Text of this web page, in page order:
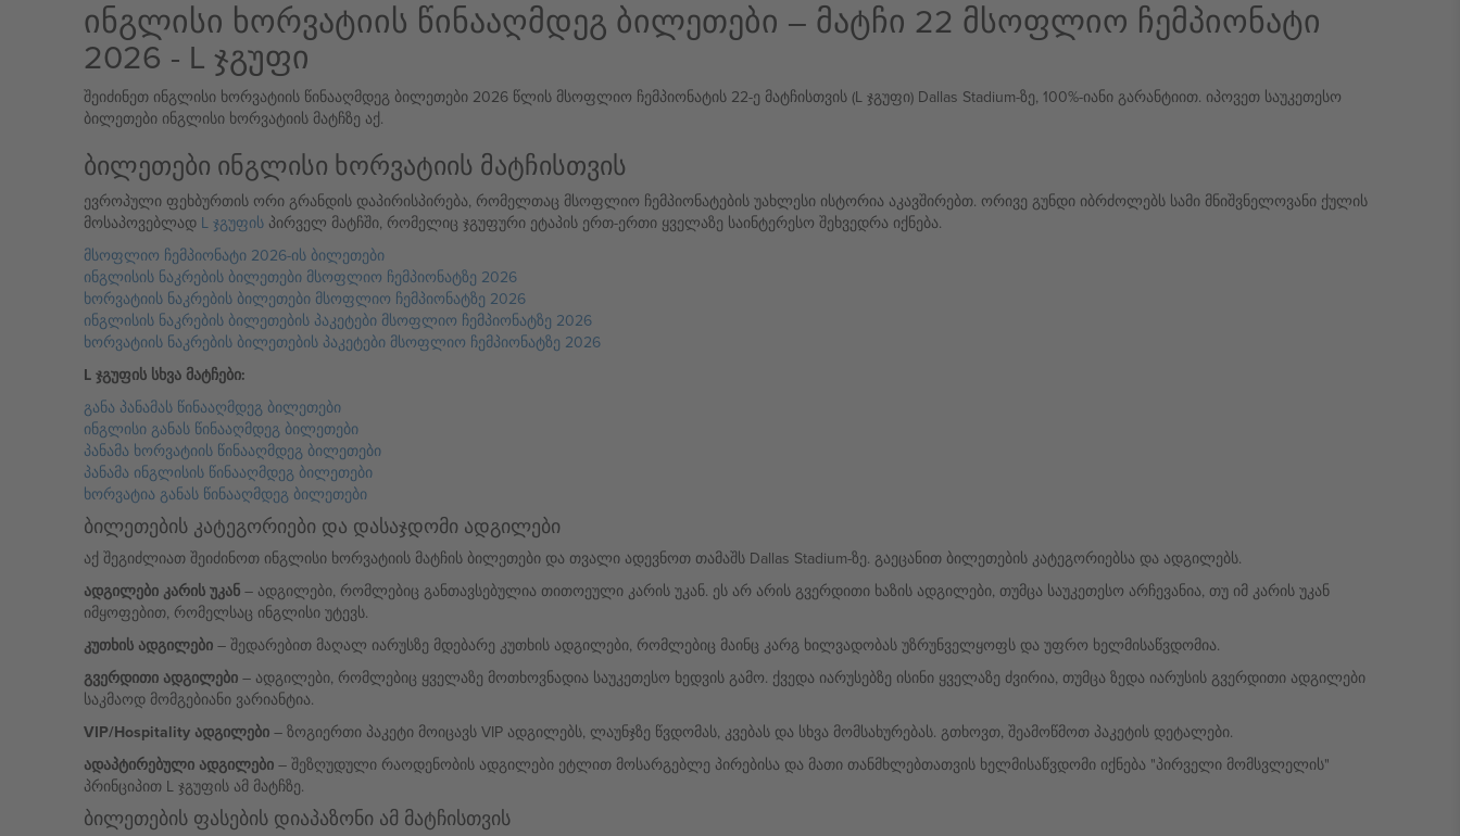
ინგლისი ხორვატიის წინააღმდეგ ბილეთები – მატჩი 22 მსოფლიო ჩემპიონატი
2026 - L ჯგუფი
შეიძინეთ ინგლისი ხორვატიის წინააღმდეგ ბილეთები 2026 წლის მსოფლიო ჩემპიონატის 22-ე მატჩისთვის (L ჯგუფი) Dallas Stadium-ზე, 100%-იანი გარანტიით. იპოვეთ საუკეთესო
ბილეთები ინგლისი ხორვატიის მატჩზე აქ.
ბილეთები ინგლისი ხორვატიის მატჩისთვის
ევროპული ფეხბურთის ორი გრანდის დაპირისპირება, რომელთაც მსოფლიო ჩემპიონატების უახლესი ისტორია აკავშირებთ. ორივე გუნდი იბრძოლებს სამი მნიშვნელოვანი ქულის
მოსაპოვებლად L ჯგუფისპირველ მატჩში, რომელიც ჯგუფური ეტაპის ერთ-ერთი ყველაზე საინტერესო შეხვედრა იქნება.
მსოფლიო ჩემპიონატი 2026-ის ბილეთები
ინგლისის ნაკრების ბილეთები მსოფლიო ჩემპიონატზე 2026
ხორვატიის ნაკრების ბილეთები მსოფლიო ჩემპიონატზე 2026
ინგლისის ნაკრების ბილეთების პაკეტები მსოფლიო ჩემპიონატზე 2026
ხორვატიის ნაკრების ბილეთების პაკეტები მსოფლიო ჩემპიონატზე 2026
L ჯგუფის სხვა მატჩები:
განა პანამას წინააღმდეგ ბილეთები
ინგლისი განას წინააღმდეგ ბილეთები
პანამა ხორვატიის წინააღმდეგ ბილეთები
პანამა ინგლისის წინააღმდეგ ბილეთები
ხორვატია განას წინააღმდეგ ბილეთები
ბილეთების კატეგორიები და დასაჯდომი ადგილები
აქ შეგიძლიათ შეიძინოთ ინგლისი ხორვატიის მატჩის ბილეთები და თვალი ადევნოთ თამაშს Dallas Stadium-ზე. გაეცანით ბილეთების კატეგორიებსა და ადგილებს.
ადგილები კარის უკან– ადგილები, რომლებიც განთავსებულია თითოეული კარის უკან. ეს არ არის გვერდითი ხაზის ადგილები, თუმცა საუკეთესო არჩევანია, თუ იმ კარის უკან
იმყოფებით, რომელსაც ინგლისი უტევს.
კუთხის ადგილები– შედარებით მაღალ იარუსზე მდებარე კუთხის ადგილები, რომლებიც მაინც კარგ ხილვადობას უზრუნველყოფს და უფრო ხელმისაწვდომია.
გვერდითი ადგილები– ადგილები, რომლებიც ყველაზე მოთხოვნადია საუკეთესო ხედვის გამო. ქვედა იარუსებზე ისინი ყველაზე ძვირია, თუმცა ზედა იარუსის გვერდითი ადგილები
საკმაოდ მომგებიანი ვარიანტია.
VIP/Hospitality ადგილები– ზოგიერთი პაკეტი მოიცავს VIP ადგილებს, ლაუნჯზე წვდომას, კვებას და სხვა მომსახურებას. გთხოვთ, შეამოწმოთ პაკეტის დეტალები.
ადაპტირებული ადგილები– შეზღუდული რაოდენობის ადგილები ეტლით მოსარგებლე პირებისა და მათი თანმხლებთათვის ხელმისაწვდომი იქნება "პირველი მომსვლელის"
პრინციპით L ჯგუფის ამ მატჩზე.
ბილეთების ფასების დიაპაზონი ამ მატჩისთვის